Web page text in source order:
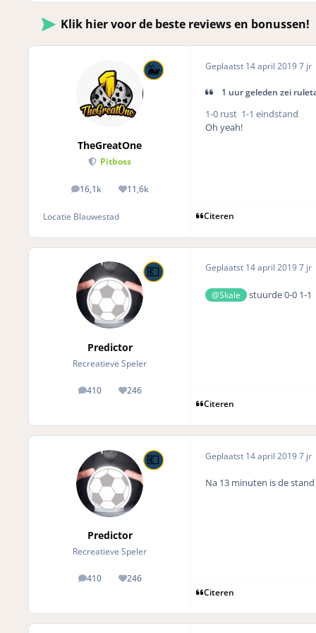
Klik hier voor de beste reviews en bonussen!
TheGreatOne
Pitboss
16,1k
posts 11,6k
Reputation
Locatie Blauwestad
Geplaatst 14 april 20197 jr
1 uur geleden zei
1-0 rust 1-1 eindstand
Oh yeah!
Citeren
Predictor
Recreatieve Speler
410
posts 246
Reputation
Geplaatst 14 april 20197 jr
@Skale stuurde 0-0 1-1
Citeren
Predictor
Recreatieve Speler
410
posts 246
Reputation
Geplaatst 14 april 20197 jr
Na 13 minuten is de stand
Citeren